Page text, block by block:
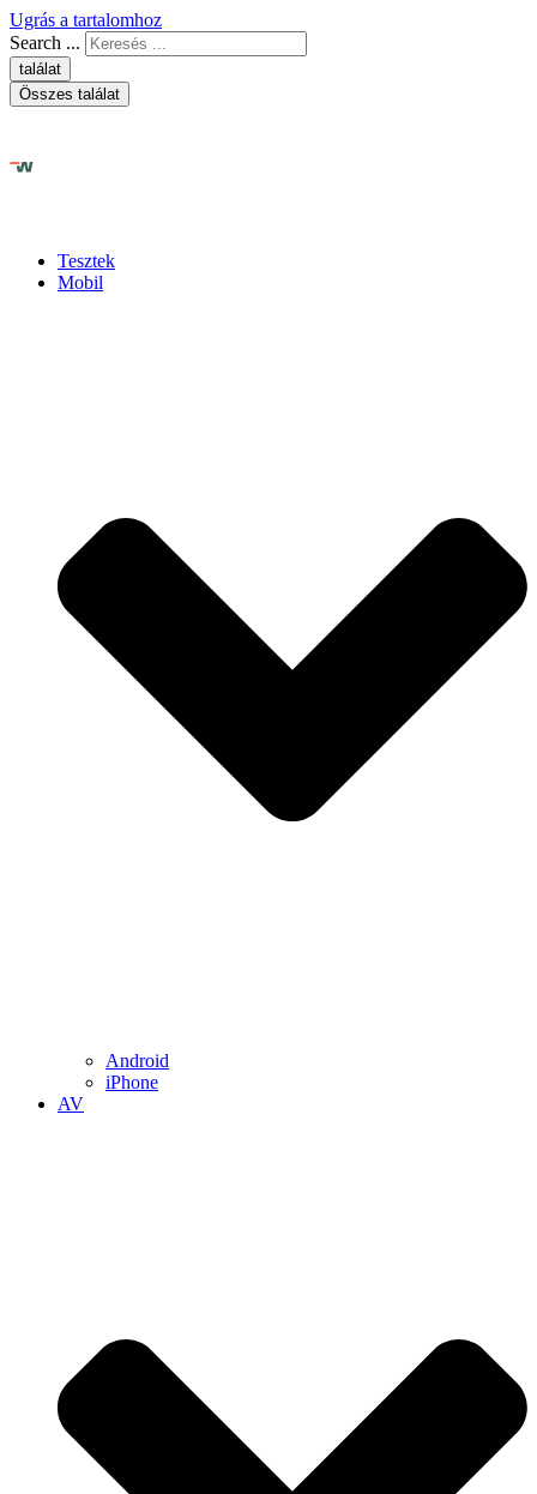
Ugrás a tartalomhoz
Search ...
találat
Összes találat
Tesztek
Mobil
Android
iPhone
AV